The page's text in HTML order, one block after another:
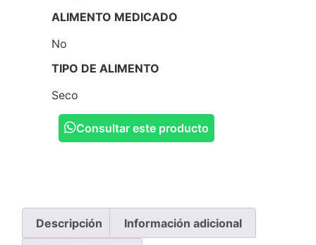
ALIMENTO MEDICADO
No
TIPO DE ALIMENTO
Seco
Consultar este producto
Descripción Información adicional